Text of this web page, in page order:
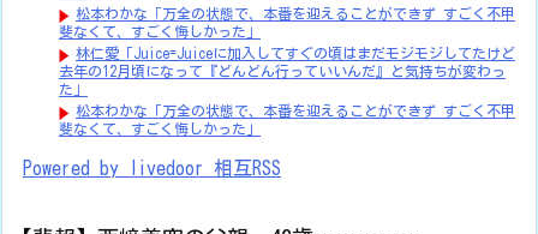
松本わかな「万全の状態で、本番を迎えることができず すごく不甲
斐なくて、すごく悔しかった」
林仁愛「Juice=Juiceに加入してすぐの頃はまだモジモジしてたけど
去年の12月頃になって『どんどん行っていいんだ』と気持ちが変わっ
た」
松本わかな「万全の状態で、本番を迎えることができず すごく不甲
斐なくて、すごく悔しかった」
Powered by livedoor 相互RSS